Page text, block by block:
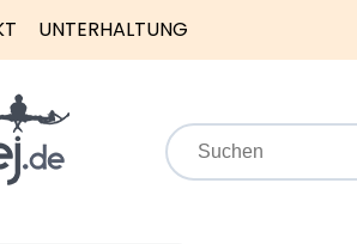
UNTERHALTUNG